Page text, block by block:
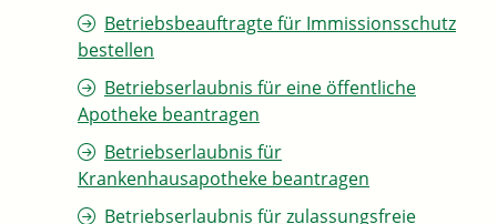
Betriebsbeauftragte für Immissionsschutz
bestellen
Betriebserlaubnis für eine öffentliche
Apotheke beantragen
Betriebserlaubnis für
Krankenhausapotheke beantragen
Betriebserlaubnis für zulassungsfreie